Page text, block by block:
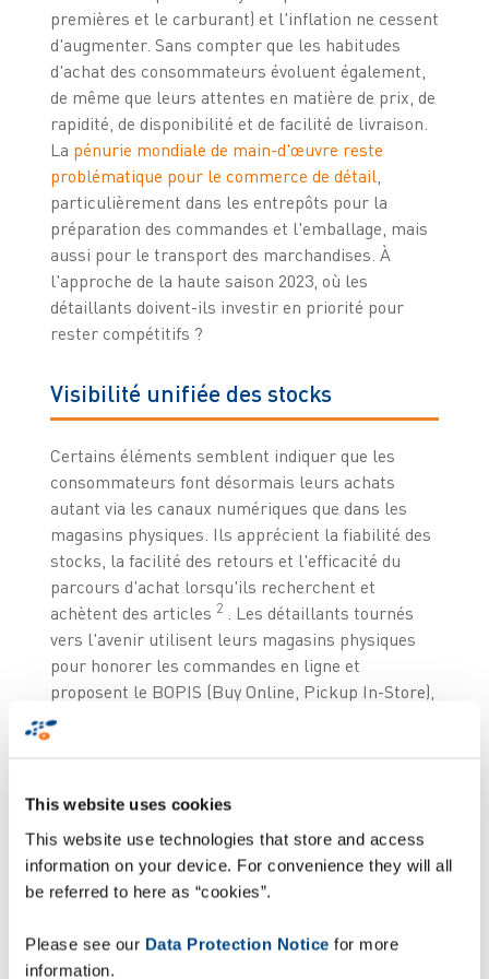
This website uses cookies
This website use technologies that store and access
information on your device. For convenience they will all
be referred to here as “cookies”.
Please see our Data Protection Notice for more
information.
premières et le carburant) et l'inflation ne cessent
d'augmenter. Sans compter que les habitudes
d'achat des consommateurs évoluent également,
de même que leurs attentes en matière de prix, de
rapidité, de disponibilité et de facilité de livraison.
La pénurie mondiale de main-d'œuvre reste
problématique pour le commerce de détail
particulièrement dans les entrepôts pour la
préparation des commandes et l'emballage, mais
aussi pour le transport des marchandises. À
l'approche de la haute saison 2023, où les
détaillants doivent-ils investir en priorité pour
rester compétitifs ?
Visibilité unifiée des stocks
Certains éléments semblent indiquer que les
consommateurs font désormais leurs achats
autant via les canaux numériques que dans les
magasins physiques. Ils apprécient la fiabilité des
stocks, la facilité des retours et l'efficacité du
parcours d'achat lorsqu'ils recherchent et
achètent des articles 2. Les détaillants tournés
vers l'avenir utilisent leurs magasins physiques
pour honorer les commandes en ligne et
proposent le BOPIS (Buy Online, Pickup In-Store),
qui permet de faire un achat en ligne et de le
récupérer en magasin. Le succès de l'omnicanal
même temps qu’une gestion intelligente en
temps réel, avec une précision des stocks de 100
%, permet d'éliminer les ruptures, de maximiser
les marges, d'optimiser la disponibilité en rayon et
la possibilité de se réapprovisionner rapidement